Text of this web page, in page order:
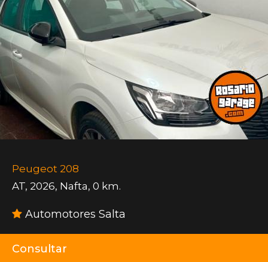
Peugeot 208
AT, 2026, Nafta, 0 km.
Automotores Salta
Consultar